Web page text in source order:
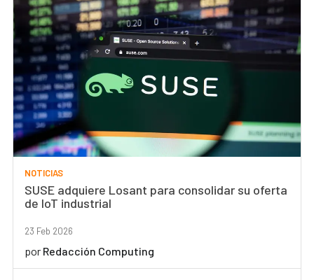
NOTICIAS
SUSE adquiere Losant para consolidar su oferta
de IoT industrial
23 Feb 2026
por Redacción Computing